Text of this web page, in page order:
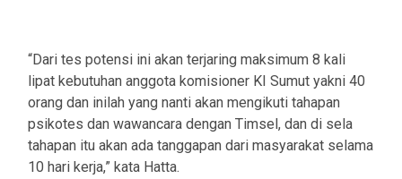
“Dari tes potensi ini akan terjaring maksimum 8 kali
lipat kebutuhan anggota komisioner KI Sumut yakni 40
orang dan inilah yang nanti akan mengikuti tahapan
psikotes dan wawancara dengan Timsel, dan di sela
tahapan itu akan ada tanggapan dari masyarakat selama
10 hari kerja,” kata Hatta.